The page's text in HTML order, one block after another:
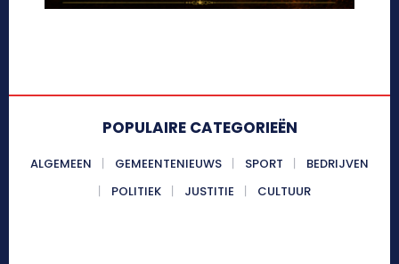
POPULAIRE CATEGORIEËN
ALGEMEEN GEMEENTENIEUWS SPORT
BEDRIJVEN
POLITIEK
JUSTITIE CULTUUR